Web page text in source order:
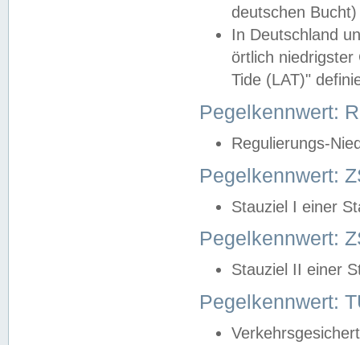
deutschen
In Deutschland
örtlich
Tide (LAT)"
Pegelkennwert:
Regulierungs-
Pegelkennwert:
Stauziel I einer
Pegelkennwert:
Stauziel II einer
Pegelkennwert: